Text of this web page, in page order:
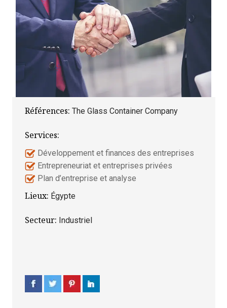
Références: The Glass Container Company
Services:
Développement et finances des entreprises
Entrepreneuriat et entreprises privées
Plan d’entreprise et analyse
Lieux: Égypte
Secteur: Industriel